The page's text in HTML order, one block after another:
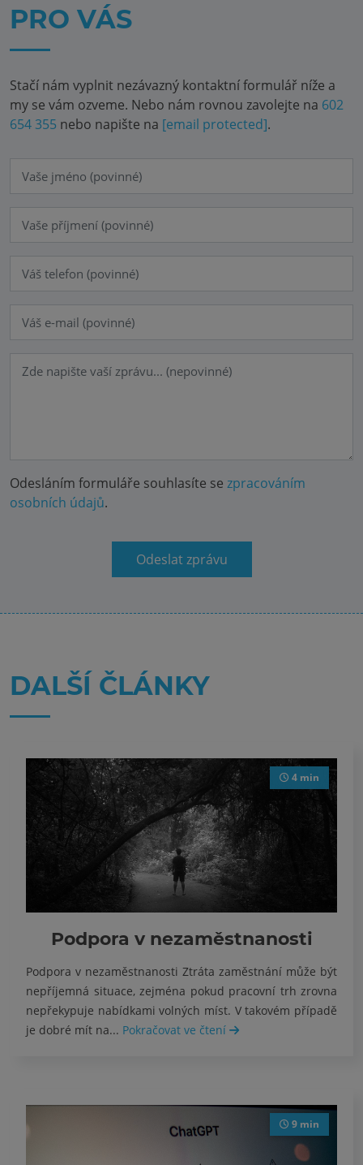
PRO VÁS
Stačí nám vyplnit nezávazný kontaktní formulář níže a
my se vám ozveme. Nebo nám rovnou zavolejte na 602
654 355 nebo napište na [email protected].
Odesláním formuláře souhlasíte se zpracováním
osobních údajů.
Odeslat zprávu
DALŠÍ ČLÁNKY
4 min
Podpora v nezaměstnanosti
Podpora v nezaměstnanosti Ztráta zaměstnání může být
nepříjemná situace, zejména pokud pracovní trh zrovna
nepřekypuje nabídkami volných míst. V takovém případě
je dobré mít na... Pokračovat ve čtení
9 min